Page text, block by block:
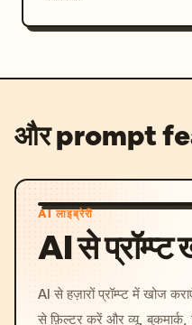
और prompt
AI लाइब्रेरी
AI से प्रॉम्प्ट
AI से हज़ारों प्रॉम्प्ट में खोज
से फ़िल्टर करें और व्यू, बुकमार्क,